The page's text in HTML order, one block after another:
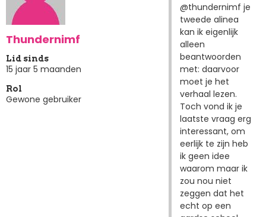
Thundernimf
Lid sinds
15 jaar 5 maanden
Rol
Gewone gebruiker
@thundernimf je
tweede alinea
kan ik eigenlijk
alleen
beantwoorden
met: daarvoor
moet je het
verhaal lezen.
Toch vond ik je
laatste vraag erg
interessant, om
eerlijk te zijn heb
ik geen idee
waarom maar ik
zou nou niet
zeggen dat het
echt op een